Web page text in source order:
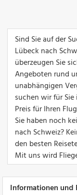
Sind Sie auf der
Lübeck nach
überzeugen Sie
Angeboten rund
unabhängigen
suchen wir für
Preis für Ihren
Sie haben noch
nach Schweiz?
den besten
Mit uns wird
Informationen und